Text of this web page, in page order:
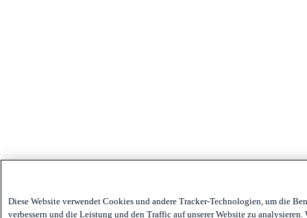
Diese Website verwendet Cookies und andere Tracker-Technologien, um die
verbessern und die Leistung und den Traffic auf unserer Website zu